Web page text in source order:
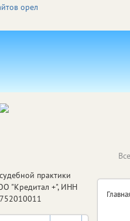
"Кредитал +", ИНН